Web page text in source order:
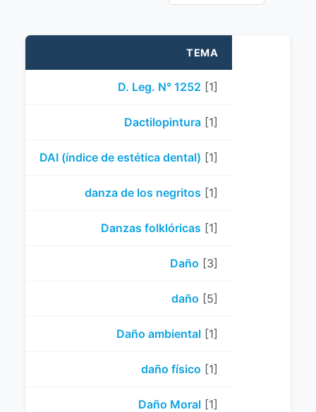
TEMA
D. Leg. N° 1252 [1]
Dactilopintura [1]
DAI (índice de estética dental) [1]
danza de los negritos [1]
Danzas folklóricas [1]
Daño [3]
daño [5]
Daño ambiental [1]
daño físico [1]
Daño Moral [1]